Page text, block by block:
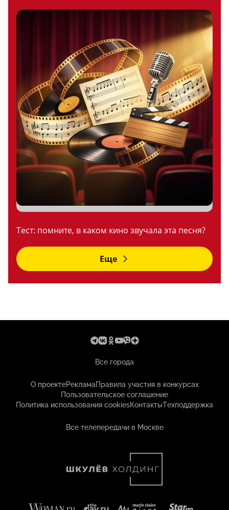
Тест: помните, в каком кино звучала эта песня?
Еще
Все города
О проектеРекламаПравила участия в конкурсах
Пользовательское соглашение
Политика использования cookiesКонтактыТехподдержка
Все телепередачи в Москве